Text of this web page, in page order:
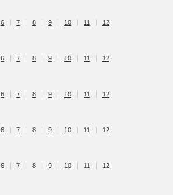
6 7 8 9 10 11 12
6 7 8 9 10 11 12
6 7 8 9 10 11 12
6 7 8 9 10 11 12
6 7 8 9 10 11 12